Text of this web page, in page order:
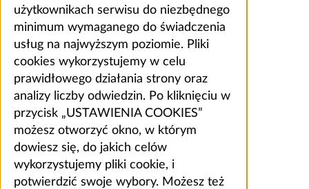
użytkownikach serwisu do niezbędnego
minimum wymaganego do świadczenia
usług na najwyższym poziomie. Pliki
cookies wykorzystujemy w celu
prawidłowego działania strony oraz
analizy liczby odwiedzin. Po kliknięciu w
przycisk „USTAWIENIA COOKIES”
możesz otworzyć okno, w którym
dowiesz się, do jakich celów
wykorzystujemy pliki cookie, i
potwierdzić swoje wybory. Możesz też